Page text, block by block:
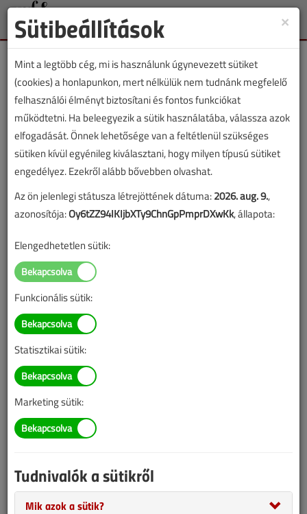
Toggle
Megbízhatatlan, de
szórakoztató
Csepegő csap, mint metronóm
2022. január 18. | Papp Tibor | 4493 |
A zenészek gyakran használnak metronómot, azaz ritmust adó,
mechanikus vagy elektronikus ketyegő szerkezetet a
változatot...
×
Sütibeállítások
Mint a legtöbb cég, mi is használunk úgynevezett sütiket
(cookies) a honlapunkon, mert nélkülük nem tudnánk megfelelő
felhasználói élményt biztosítani és fontos funkciókat
működtetni. Ha beleegyezik a sütik használatába, válassza azok
elfogadását. Önnek lehetősége van a feltétlenül szükséges
sütiken kívül egyénileg kiválasztani, hogy milyen típusú sütiket
engedélyez. Ezekről alább bővebben olvashat.
Az ön jelenlegi státusza létrejöttének dátuma:2026. aug. 9.,
azonosítója:Oy6tZZ94IKIjbXTy9ChnGpPmprDXwKk, állapota:
Elengedhetetlen sütik:
Funkcionális sütik:
Statisztikai sütik:
Marketing sütik:
Tudnivalók a sütikről
Mik azok a sütik?